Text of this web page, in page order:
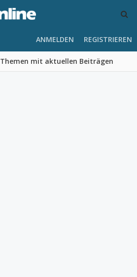
Themen mit aktuellen Beiträgen
ANMELDEN REGISTRIEREN